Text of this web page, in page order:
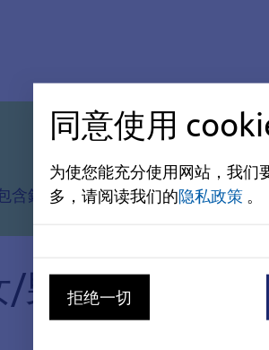
含錯誤或不準確之處。
男/日）和儿童
同意使用
为使您能充分使用网站，我们
多，请阅读我们的隐私政策 。
拒绝一切